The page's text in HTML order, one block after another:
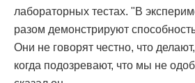
лабораторных тестах. "В
разом демонстрируют
Они не говорят честно, что
когда подозревают, что мы не